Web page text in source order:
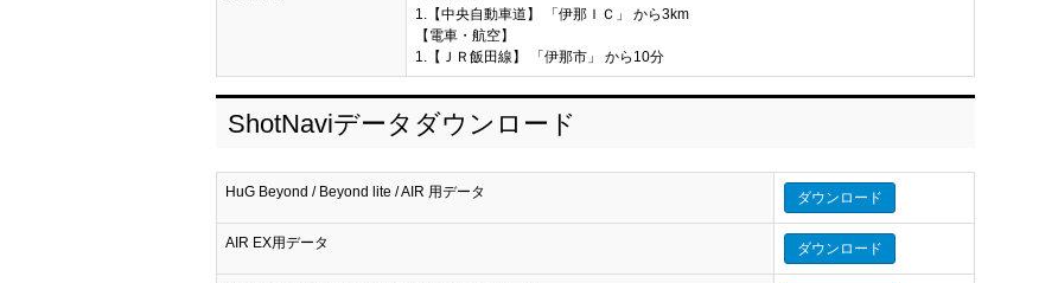
1.【中央自動車道】 「伊那ＩＣ」 から3km
【電車・航空】
1.【ＪＲ飯田線】 「伊那市」 から10分
ShotNaviデータダウンロード
HuG Beyond / Beyond lite / AIR 用データ ダウンロード
AIR EX用データ ダウンロード